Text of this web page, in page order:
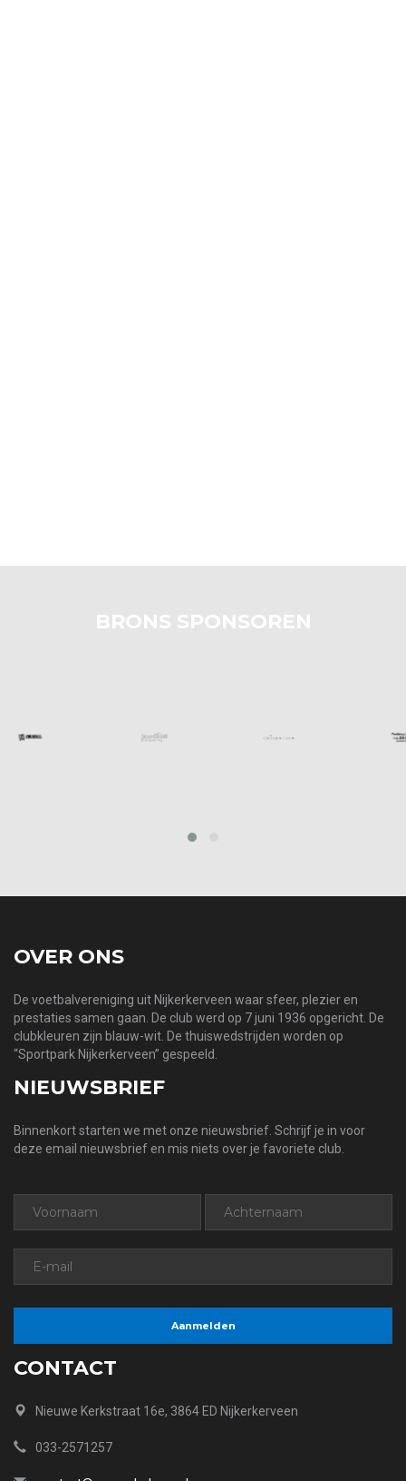
BRONS SPONSOREN
prev
OVER ONS
De voetbalvereniging uit Nijkerkerveen waar sfeer, plezier en
prestaties samen gaan. De club werd op 7 juni 1936 opgericht. De
clubkleuren zijn blauw-wit. De thuiswedstrijden worden op
“Sportpark Nijkerkerveen” gespeeld.
NIEUWSBRIEF
Binnenkort starten we met onze nieuwsbrief. Schrijf je in voor
deze email nieuwsbrief en mis niets over je favoriete club.
CONTACT
Nieuwe Kerkstraat 16e, 3864 ED Nijkerkerveen
033-2571257